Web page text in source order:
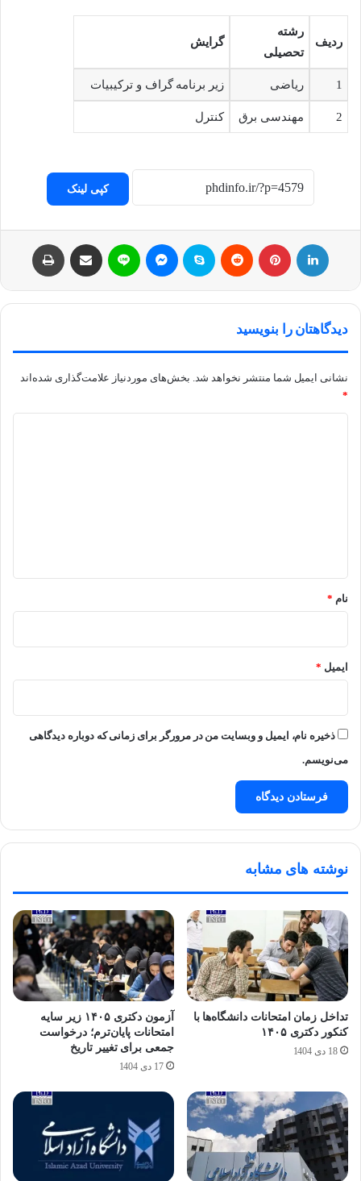
ردیف
رشته
تحصیلی
گرایش
1 ریاضی زیر برنامه گراف و ترکیبیات
2 مهندسی برق کنترل
کپی لینک
دیدگاهتان را بنویسید
نشانی ایمیل شما منتشر نخواهد شد. بخش‌های موردنیاز علامت‌گذاری شده‌اند
*
نام *
ایمیل *
ذخیره نام، ایمیل و وبسایت من در مرورگر برای زمانی که دوباره دیدگاهی
می‌نویسم.
نوشته های مشابه
تداخل زمان امتحانات دانشگاه‌ها با
کنکور دکتری ۱۴۰۵
18 دی 1404
آزمون دکتری ۱۴۰۵ زیر سایه
امتحانات پایان‌ترم؛ درخواست
جمعی برای تغییر تاریخ
17 دی 1404